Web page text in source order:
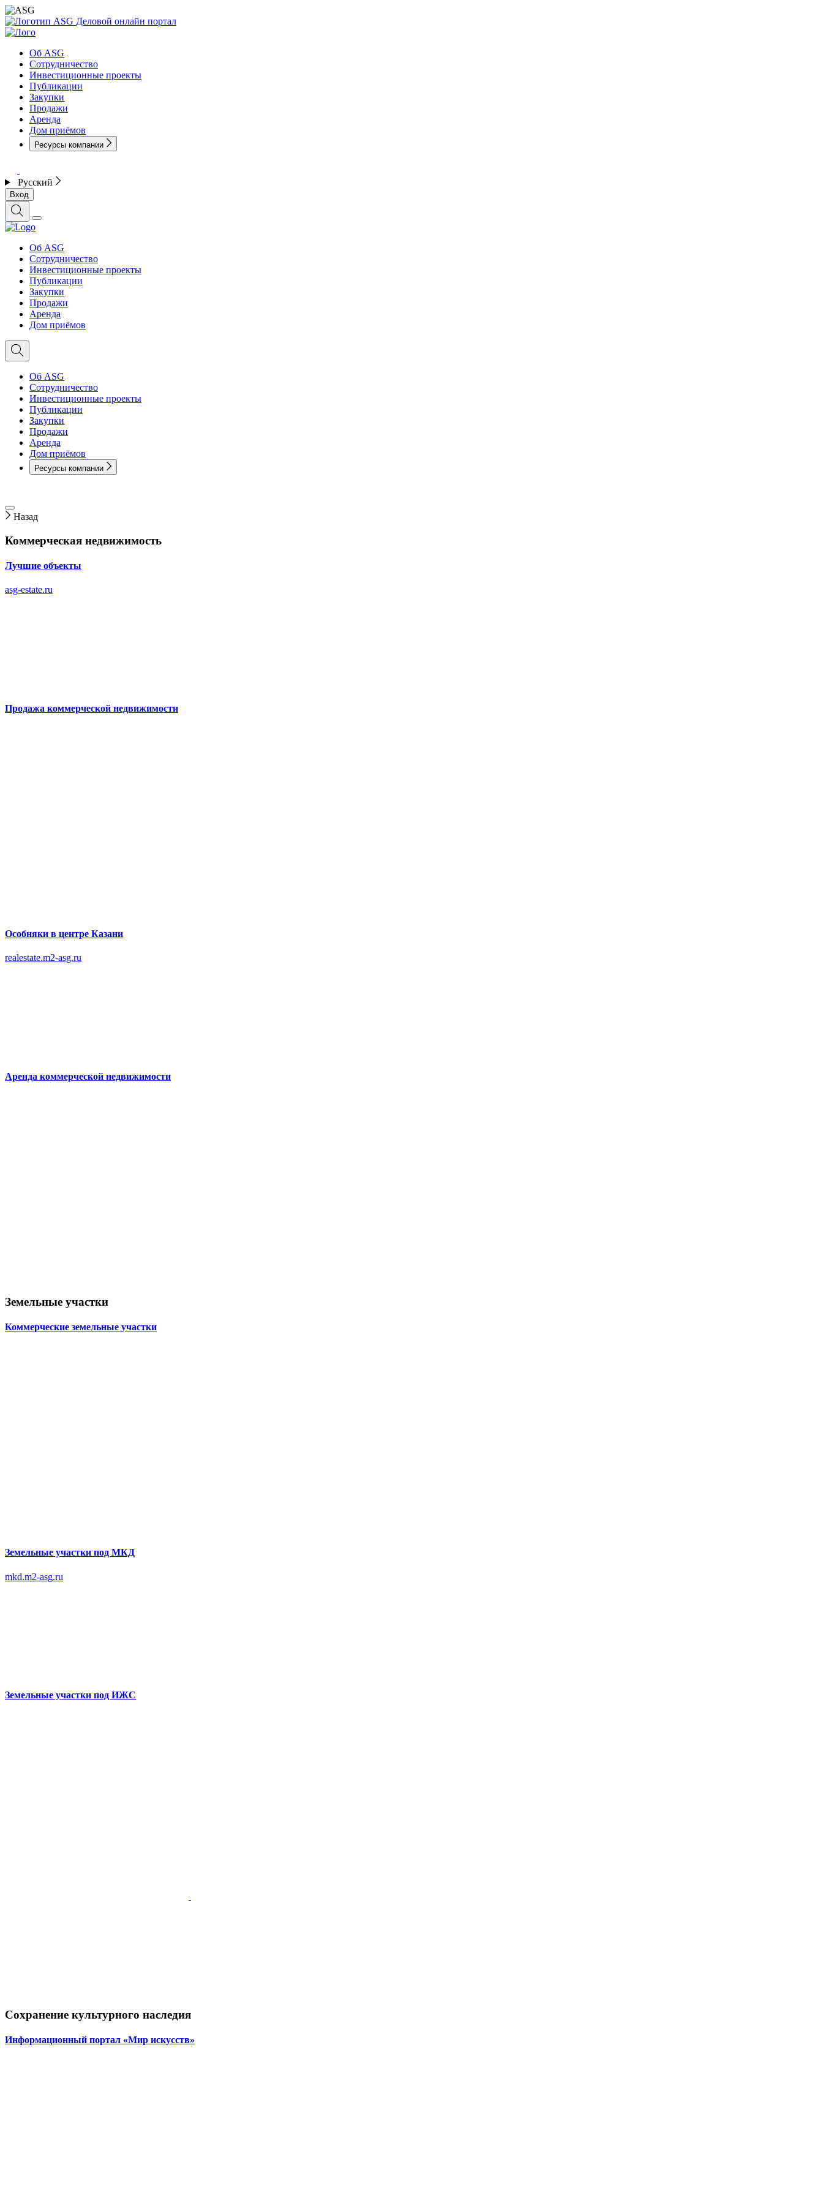
Деловой онлайн портал
Об ASG
Сотрудничество
Инвестиционные проекты
Публикации
Закупки
Продажи
Аренда
Дом приёмов
Ресурсы компании
Русский
Вход
Об ASG
Сотрудничество
Инвестиционные проекты
Публикации
Закупки
Продажи
Аренда
Дом приёмов
Об ASG
Сотрудничество
Инвестиционные проекты
Публикации
Закупки
Продажи
Аренда
Дом приёмов
Ресурсы компании
Назад
Коммерческая недвижимость
Лучшие объекты
asg-estate.ru
Продажа коммерческой недвижимости
Особняки в центре Казани
realestate.m2-asg.ru
Аренда коммерческой недвижимости
Земельные участки
Коммерческие земельные участки
Земельные участки под МКД
mkd.m2-asg.ru
Земельные участки под ИЖС
Сохранение культурного наследия
Информационный портал «Мир искусств»